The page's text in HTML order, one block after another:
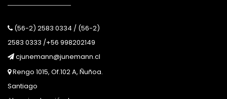
(56-2) 2583 0334 / (56-2)
2583 0333 /+56 998202149
cjunemann@junemann.cl
Rengo 1015, Of.102 A, Ñuñoa.
Santiago